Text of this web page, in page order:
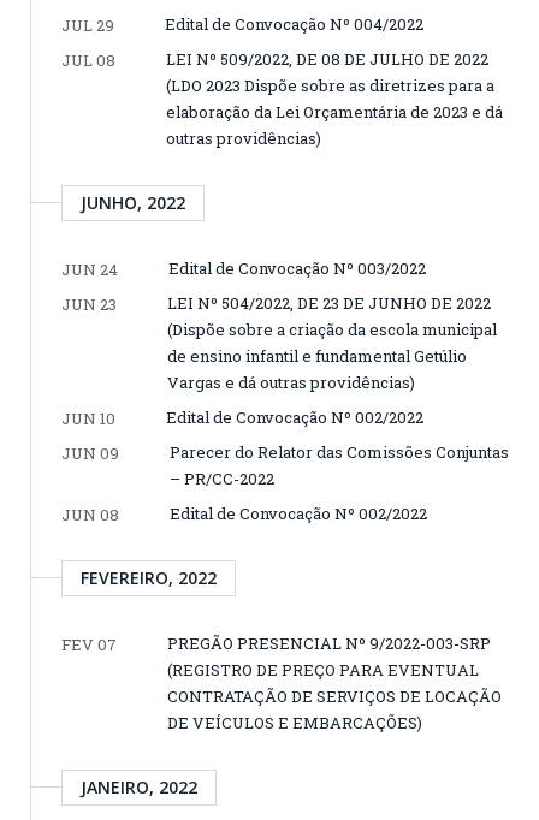
JUL 29
Edital de Convocação Nº 004/2022
JUL 08
LEI Nº 509/2022, DE 08 DE JULHO DE 2022
(LDO 2023 Dispõe sobre as diretrizes para a
elaboração da Lei Orçamentária de 2023 e dá
outras providências)
JUNHO, 2022
JUN 24
Edital de Convocação Nº 003/2022
JUN 23
LEI Nº 504/2022, DE 23 DE JUNHO DE 2022
(Dispõe sobre a criação da escola municipal
de ensino infantil e fundamental Getúlio
Vargas e dá outras providências)
JUN 10
Edital de Convocação Nº 002/2022
JUN 09
Parecer do Relator das Comissões Conjuntas
– PR/CC-2022
JUN 08
Edital de Convocação Nº 002/2022
FEVEREIRO, 2022
FEV 07
PREGÃO PRESENCIAL Nº 9/2022-003-SRP
(REGISTRO DE PREÇO PARA EVENTUAL
CONTRATAÇÃO DE SERVIÇOS DE LOCAÇÃO
DE VEÍCULOS E EMBARCAÇÕES)
JANEIRO, 2022